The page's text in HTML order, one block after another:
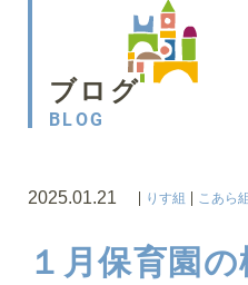
ブログ
BLOG
2025.01.21 りす組 こあら組
１月保育園の